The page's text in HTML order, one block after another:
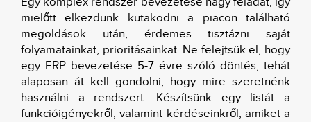
mielőtt elkezdünk kutakodni a piacon található
megoldások után, érdemes tisztázni saját
folyamatainkat, prioritásainkat. Ne felejtsük el, hogy
egy ERP bevezetése 5-7 évre szóló döntés, tehát
alaposan át kell gondolni, hogy mire szeretnénk
használni a rendszert. Készítsünk egy listát a
funkcióigényekről, valamint kérdéseinkről, amiket a